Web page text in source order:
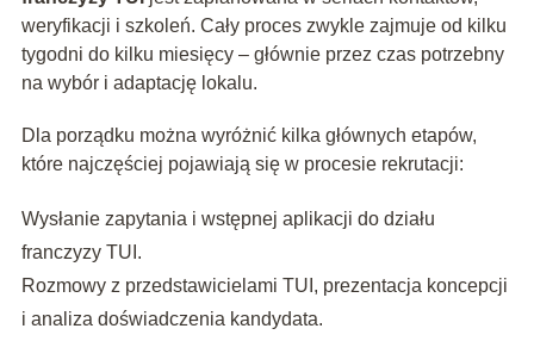
weryfikacji i szkoleń. Cały proces zwykle zajmuje od kilku
tygodni do kilku miesięcy – głównie przez czas potrzebny
na wybór i adaptację lokalu.
Dla porządku można wyróżnić kilka głównych etapów,
które najczęściej pojawiają się w procesie rekrutacji:
Wysłanie zapytania i wstępnej aplikacji do działu
franczyzy TUI.
Rozmowy z przedstawicielami TUI, prezentacja koncepcji
i analiza doświadczenia kandydata.